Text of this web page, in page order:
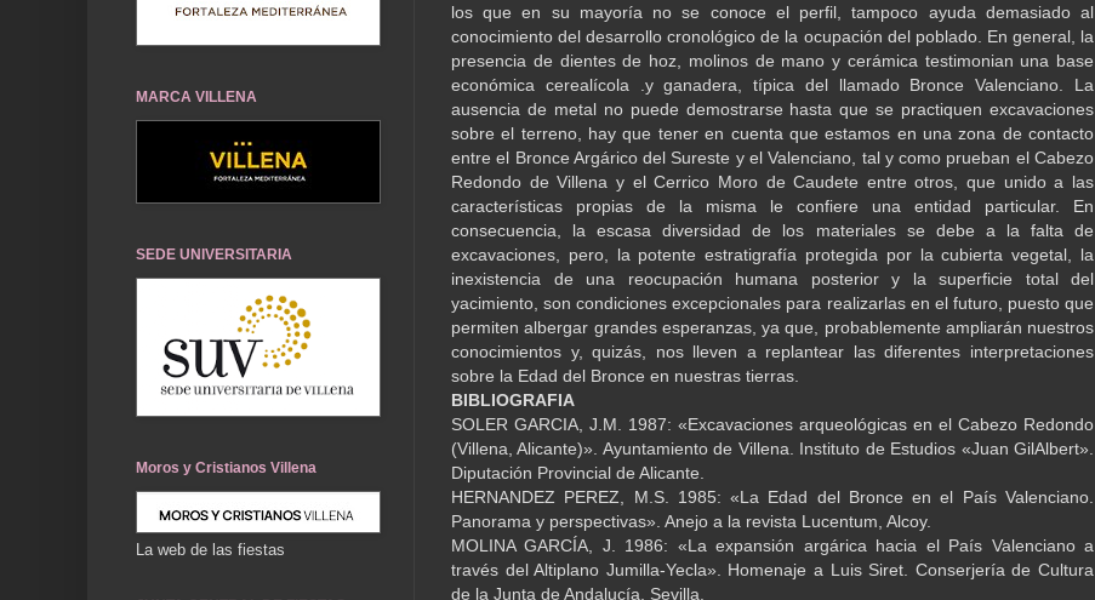
los que en su mayoría no se conoce el perfil, tampoco ayuda demasiado al
conocimiento del desarrollo cronológico de la ocupación del poblado. En general, la
presencia de dientes de hoz, molinos de mano y cerámica testimonian una base
económica cerealícola .y ganadera, típica del llamado Bronce Valenciano. La
ausencia de metal no puede demostrarse hasta que se practiquen excavaciones
sobre el terreno, hay que tener en cuenta que estamos en una zona de contacto
entre el Bronce Argárico del Sureste y el Valenciano, tal y como prueban el Cabezo
Redondo de Villena y el Cerrico Moro de Caudete entre otros, que unido a las
características propias de la misma le confiere una entidad particular. En
consecuencia, la escasa diversidad de los materiales se debe a la falta de
excavaciones, pero, la potente estratigrafía protegida por la cubierta vegetal, la
inexistencia de una reocupación humana posterior y la superficie total del
yacimiento, son condiciones excepcionales para realizarlas en el futuro, puesto que
permiten albergar grandes esperanzas, ya que, probablemente ampliarán nuestros
conocimientos y, quizás, nos lleven a replantear las diferentes interpretaciones
sobre la Edad del Bronce en nuestras tierras.
BIBLIOGRAFIA
SOLER GARCIA, J.M. 1987: «Excavaciones arqueológicas en el Cabezo Redondo
(Villena, Alicante)». Ayuntamiento de Villena. Instituto de Estudios «Juan GilAlbert».
Diputación Provincial de Alicante.
HERNANDEZ PEREZ, M.S. 1985: «La Edad del Bronce en el País Valenciano.
Panorama y perspectivas». Anejo a la revista Lucentum, Alcoy.
MOLINA GARCÍA, J. 1986: «La expansión argárica hacia el País Valenciano a
través del Altiplano Jumilla-Yecla». Homenaje a Luis Siret. Conserjería de Cultura
de la Junta de Andalucía, Sevilla.
MARCA VILLENA
SEDE UNIVERSITARIA
Moros y Cristianos Villena
La web de las fiestas